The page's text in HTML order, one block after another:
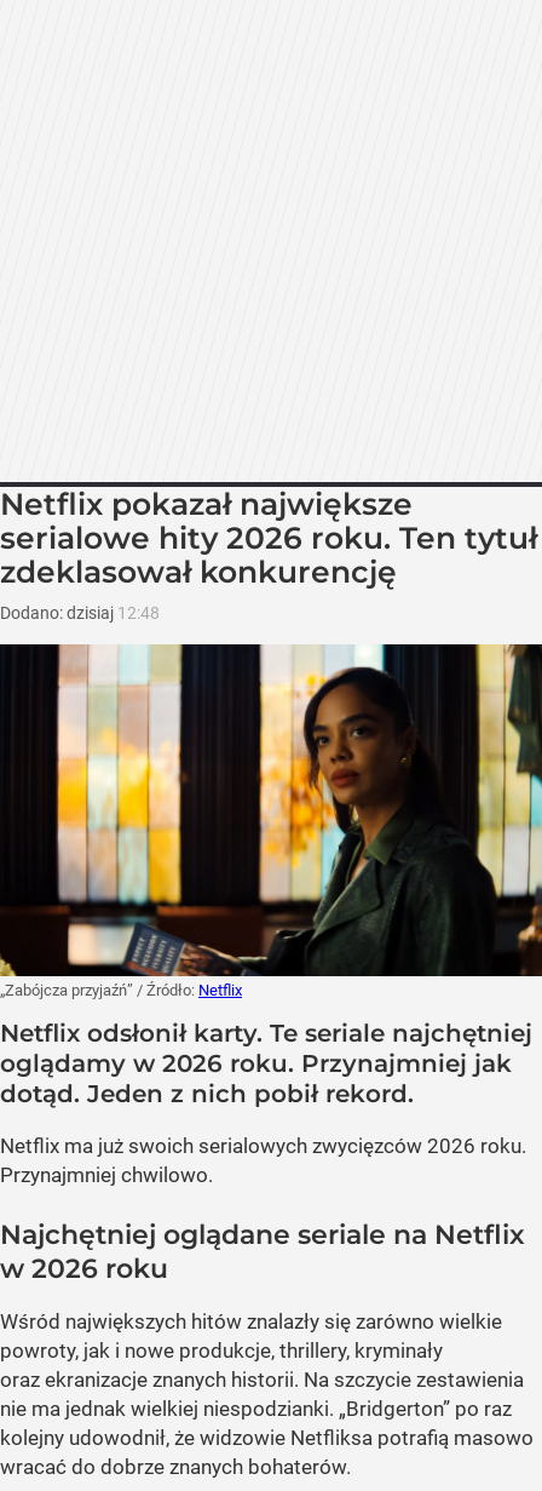
Netflix pokazał największe
serialowe hity 2026 roku. Ten tytuł
zdeklasował konkurencję
Dodano:dzisiaj 12:48
„Zabójcza przyjaźń” / Źródło: Netflix
Netflix odsłonił karty. Te seriale najchętniej
oglądamy w 2026 roku. Przynajmniej jak
dotąd. Jeden z nich pobił rekord.
Netflix ma już swoich serialowych zwycięzców 2026 roku.
Przynajmniej chwilowo.
Najchętniej oglądane seriale na Netflix
w 2026 roku
Wśród największych hitów znalazły się zarówno wielkie
powroty, jak i nowe produkcje, thrillery, kryminały
oraz ekranizacje znanych historii. Na szczycie zestawienia
nie ma jednak wielkiej niespodzianki. „Bridgerton” po raz
kolejny udowodnił, że widzowie Netfliksa potrafią masowo
wracać do dobrze znanych bohaterów.